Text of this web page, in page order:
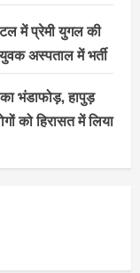
में प्रेमी युगल की
अस्पताल में भर्ती
भंडाफोड़, हापुड़
को हिरासत में लिया